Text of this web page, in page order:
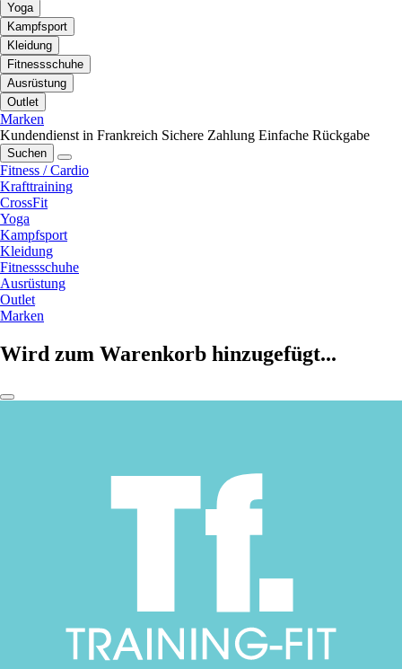
Yoga
Kampfsport
Kleidung
Fitnessschuhe
Ausrüstung
Outlet
Marken
Kundendienst in Frankreich Sichere Zahlung Einfache Rückgabe
Suchen
Fitness / Cardio
Krafttraining
CrossFit
Yoga
Kampfsport
Kleidung
Fitnessschuhe
Ausrüstung
Outlet
Marken
Wird zum Warenkorb hinzugefügt...